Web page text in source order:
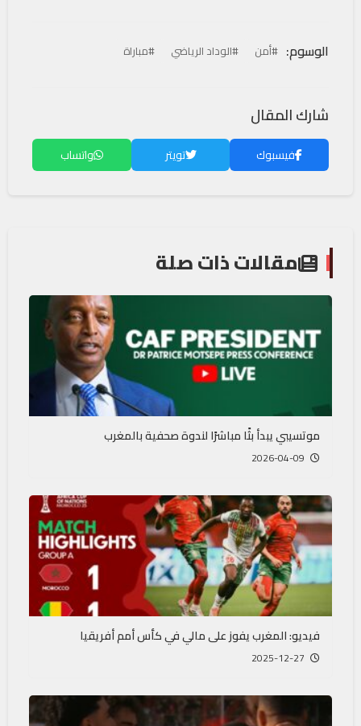
الوسوم: #أمن #الوداد الرياضي #مباراة
شارك المقال
فيسبوك تويتر واتساب
مقالات ذات صلة
موتسيبي يبدأ بثًا مباشرًا لندوة صحفية بالمغرب
فيديو: المغرب يفوز على مالي في كأس أمم أفريقيا